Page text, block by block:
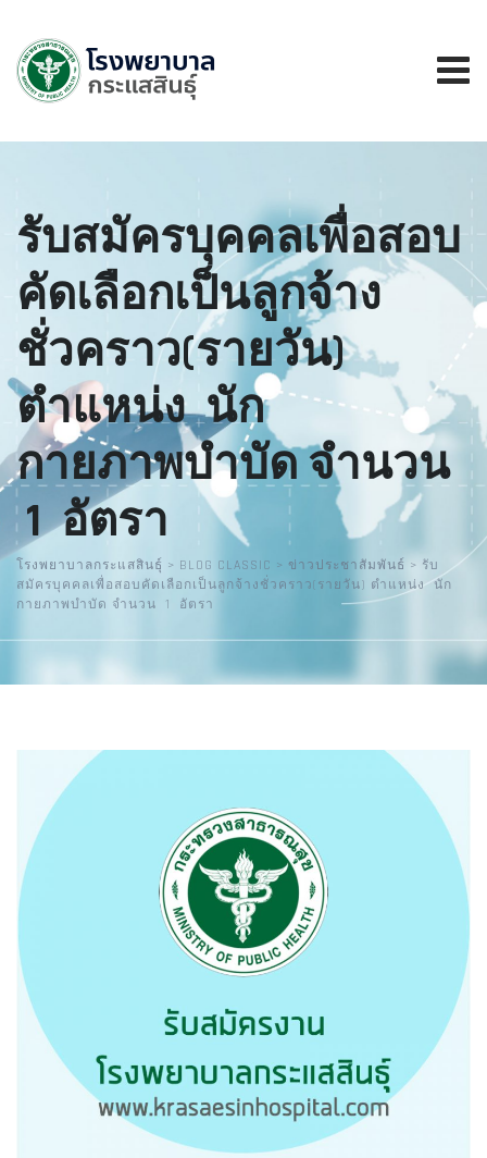
รับสมัครบุคคลเพื่อสอบ
คัดเลือกเป็นลูกจ้าง
ชั่วคราว(รายวัน)
ตำแหน่ง นัก
กายภาพบำบัด จำนวน
1 อัตรา
โรงพยาบาลกระแสสินธุ์ > BLOG CLASSIC > ข่าวประชาสัมพันธ์ > รับ
สมัครบุคคลเพื่อสอบคัดเลือกเป็นลูกจ้างชั่วคราว(รายวัน) ตำแหน่ง นัก
กายภาพบำบัด จำนวน 1 อัตรา